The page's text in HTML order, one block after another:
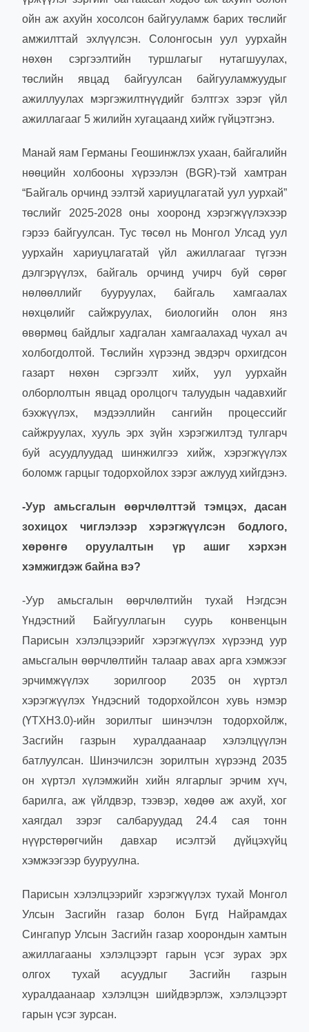
ойн аж ахуйн хосолсон байгууламж барих төслийг
амжилттай эхлүүлсэн. Солонгосын уул уурхайн
нөхөн сэргээлтийн туршлагыг нутагшуулах,
төслийн явцад байгуулсан байгууламжуудыг
ажиллуулах мэргэжилтнүүдийг бэлтгэх зэрэг үйл
ажиллагааг 5 жилийн хугацаанд хийж гүйцэтгэнэ.
Манай яам Германы Геошинжлэх ухаан, байгалийн
нөөцийн холбооны хүрээлэн (BGR)-тэй хамтран
“Байгаль орчинд ээлтэй хариуцлагатай уул уурхай”
төслийг 2025-2028 оны хооронд хэрэгжүүлэхээр
гэрээ байгуулсан. Тус төсөл нь Монгол Улсад уул
уурхайн хариуцлагатай үйл ажиллагааг түгээн
дэлгэрүүлэх, байгаль орчинд учирч буй сөрөг
нөлөөллийг бууруулах, байгаль хамгаалах
нөхцөлийг сайжруулах, биологийн олон янз
өвөрмөц байдлыг хадгалан хамгаалахад чухал ач
холбогдолтой. Төслийн хүрээнд эвдэрч орхигдсон
газарт нөхөн сэргээлт хийх, уул уурхайн
олборлолтын явцад оролцогч талуудын чадавхийг
бэхжүүлэх, мэдээллийн сангийн процессийг
сайжруулах, хууль эрх зүйн хэрэгжилтэд тулгарч
буй асуудлуудад шинжилгээ хийж, хэрэгжүүлэх
боломж гарцыг тодорхойлох зэрэг ажлууд хийгдэнэ.
-Уур амьсгалын өөрчлөлттэй тэмцэх, дасан
зохицох чиглэлээр хэрэгжүүлсэн бодлого,
хөрөнгө оруулалтын үр ашиг хэрхэн
хэмжигдэж байна вэ?
-Уур амьсгалын өөрчлөлтийн тухай Нэгдсэн
Үндэстний Байгууллагын суурь конвенцын
Парисын хэлэлцээрийг хэрэгжүүлэх хүрээнд уур
амьсгалын өөрчлөлтийн талаар авах арга хэмжээг
эрчимжүүлэх зорилгоор 2035 он хүртэл
хэрэгжүүлэх Үндэсний тодорхойлсон хувь нэмэр
(ҮТХН3.0)-ийн зорилтыг шинэчлэн тодорхойлж,
Засгийн газрын хуралдаанаар хэлэлцүүлэн
батлуулсан. Шинэчилсэн зорилтын хүрээнд 2035
он хүртэл хүлэмжийн хийн ялгарлыг эрчим хүч,
барилга, аж үйлдвэр, тээвэр, хөдөө аж ахуй, хог
хаягдал зэрэг салбаруудад 24.4 сая тонн
нүүрстөрөгчийн давхар исэлтэй дүйцэхүйц
хэмжээгээр бууруулна.
Парисын хэлэлцээрийг хэрэгжүүлэх тухай Монгол
Улсын Засгийн газар болон Бүгд Найрамдах
Сингапур Улсын Засгийн газар хоорондын хамтын
ажиллагааны хэлэлцээрт гарын үсэг зурах эрх
олгох тухай асуудлыг Засгийн газрын
хуралдаанаар хэлэлцэн шийдвэрлэж, хэлэлцээрт
гарын үсэг зурсан.